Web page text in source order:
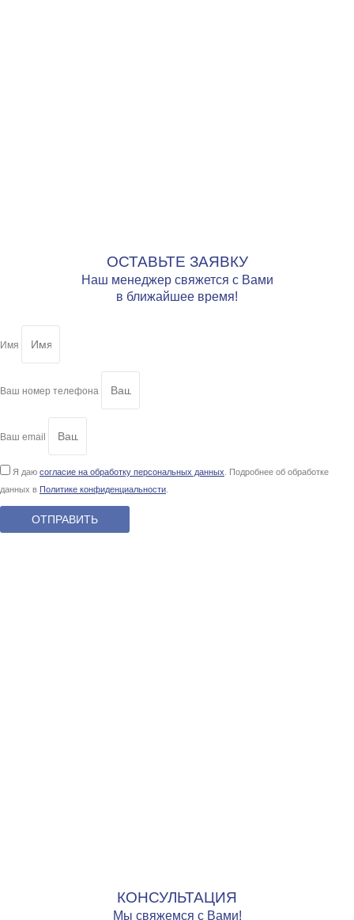
ОСТАВЬТЕ ЗАЯВКУ
Наш менеджер свяжется с Вами
в ближайшее время!
Имя
Ваш номер телефона
Ваш email
Я даю согласие на обработку персональных данных . Подробнее об обработке
данных в Политике конфиденциальности
ОТПРАВИТЬ
КОНСУЛЬТАЦИЯ
Мы свяжемся с Вами!